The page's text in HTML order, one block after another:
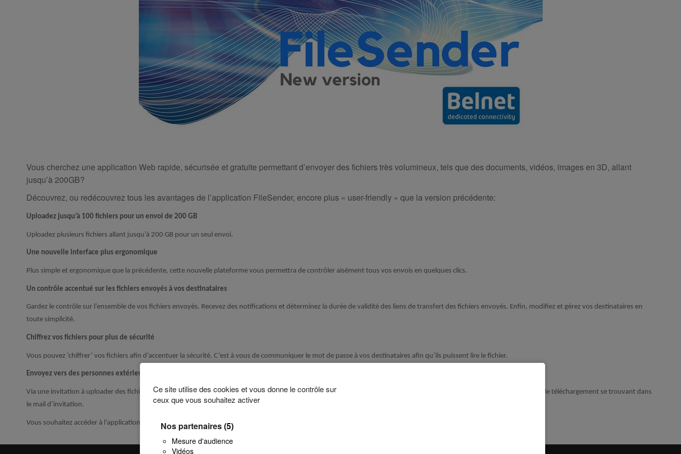
Ce site utilise des cookies et vous donne le contrôle sur
ceux que vous souhaitez activer
Nos partenaires(5)
Mesure d'audience
Vidéos
Vous cherchez une application Web rapide, sécurisée et gratuite permettant d’envoyer des fichiers très volumineux, tels que des documents, vidéos, images en 3D, allant
jusqu’à 200GB?
Découvrez, ou redécouvrez tous les avantages de l’application FileSender, encore plus « user-friendly » que la version précédente:
Uploadez jusqu’à 100 fichiers pour un envoi de 200 GB
Uploadez plusieurs fichiers allant jusqu’à 200 GB pour un seul envoi.
Une nouvelle interface plus ergonomique
Plus simple et ergonomique que la précédente, cette nouvelle plateforme vous permettra de contrôler aisément tous vos envois en quelques clics.
Un contrôle accentué sur les fichiers envoyés à vos destinataires
Gardez le contrôle sur l’ensemble de vos fichiers envoyés. Recevez des notifications et déterminez la durée de validité des liens de transfert des fichiers envoyés. Enfin, modifiez et gérez vos destinataires en
toute simplicité.
Chiffrez vos fichiers pour plus de sécurité
Vous pouvez ‘chiffrer’ vos fichiers afin d’accentuer la sécurité. C’est à vous de communiquer le mot de passe à vos destinataires afin qu’ils puissent lire le fichier.
Envoyez vers des personnes extérieures
Via une invitation à uploader des fichiers, votre interlocuteur pourra facilement vous envoyer ou même partager des fichiers avec des personnes de son choix grâce au lien de téléchargement se trouvant dans
le mail d’invitation.
Vous souhaitez accéder à l’application? C’est par ici!